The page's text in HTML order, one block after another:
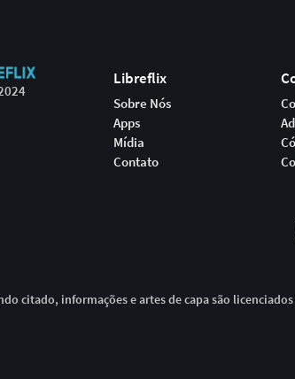
Libreflix
Sobre Nós
Apps
Mídia
Contato
citado, informações e artes de capa são